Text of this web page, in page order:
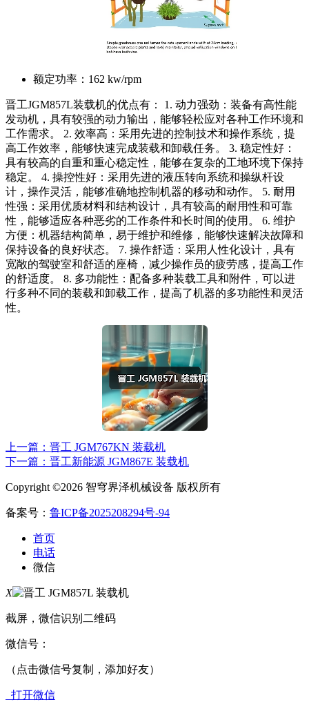
额定功率： 162 kw/rpm
晋工JGM857L装载机的优点有： 1. 动力强劲：装备有高性能
发动机，具有较强的动力输出，能够轻松应对各种工作环境和
工作需求。 2. 效率高：采用先进的控制技术和操作系统，提
高工作效率，能够快速完成装载和卸载任务。 3. 稳定性好：
具有较高的自重和重心稳定性，能够在复杂的工地环境下保持
稳定。 4. 操控性好：采用先进的液压转向系统和操纵杆设
计，操作灵活，能够准确地控制机器的移动和动作。 5. 耐用
性强：采用优质材料和结构设计，具有较高的耐用性和可靠
性，能够适应各种恶劣的工作条件和长时间的使用。 6. 维护
方便：机器结构简单，易于维护和维修，能够快速解决故障和
保持设备的良好状态。 7. 操作舒适：采用人性化设计，具有
宽敞的驾驶室和舒适的座椅，减少操作员的疲劳感，提高工作
的舒适度。 8. 多功能性：配备多种装载工具和附件，可以进
行多种不同的装载和卸载工作，提高了机器的多功能性和灵活
性。
上一篇：晋工 JGM767KN 装载机
下一篇：晋工新能源 JGM867E 装载机
Copyright ©2026 智穹界泽机械设备 版权所有
备案号： 鲁ICP备2025208294号-94
首页
电话
微信
X
截屏，微信识别二维码
微信号：
（点击微信号复制，添加好友）
打开微信